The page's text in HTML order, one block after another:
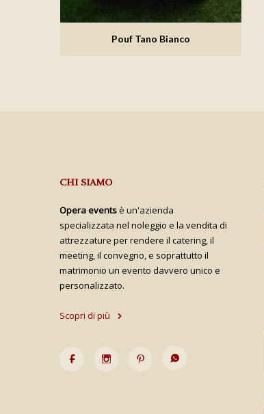
Aggiungi alla lista dei desideri
Pouf Tano Bianco
CHI SIAMO
Opera eventsè un'azienda
specializzata nel noleggio e la vendita di
attrezzature per rendere il catering, il
meeting, il convegno, e soprattutto il
matrimonio un evento davvero unico e
personalizzato.
Scopri di più